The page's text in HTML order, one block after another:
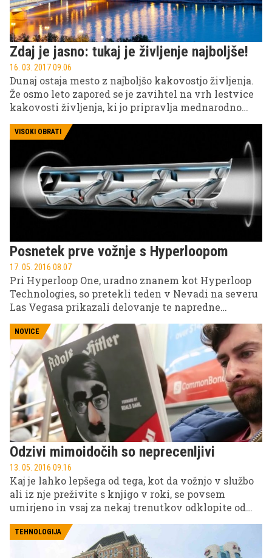
Zdaj je jasno: tukaj je življenje najboljše!
16. 03. 2017 09.06
Dunaj ostaja mesto z najboljšo kakovostjo življenja.
Že osmo leto zapored se je zavihtel na vrh lestvice
kakovosti življenja, ki jo pripravlja mednarodno
svetovalno podjetje Mercer. Ljubljana je letos med
231 mesti ponovno zasedla 76. mesto, ki si ga deli z
južnokorejsko prestolnico Seul.
VISOKI OBRATI
Posnetek prve vožnje s Hyperloopom
17. 05. 2016 08.07
Pri Hyperloop One, uradno znanem kot Hyperloop
Technologies, so pretekli teden v Nevadi na severu
Las Vegasa prikazali delovanje te napredne
tehnologije, ki bi lahko pomenila pravo revolucijo v
razvoju potniškega prometa.
NOVICE
Odzivi mimoidočih so neprecenljivi
13. 05. 2016 09.16
Kaj je lahko lepšega od tega, kot da vožnjo v službo
ali iz nje preživite s knjigo v roki, se povsem
umirjeno in vsaj za nekaj trenutkov odklopite od
je vseeno, kaj počnete in kaj berete, ko se prevažate
s sredstvi javnega prevoza, se krepko motite.
TEHNOLOGIJA